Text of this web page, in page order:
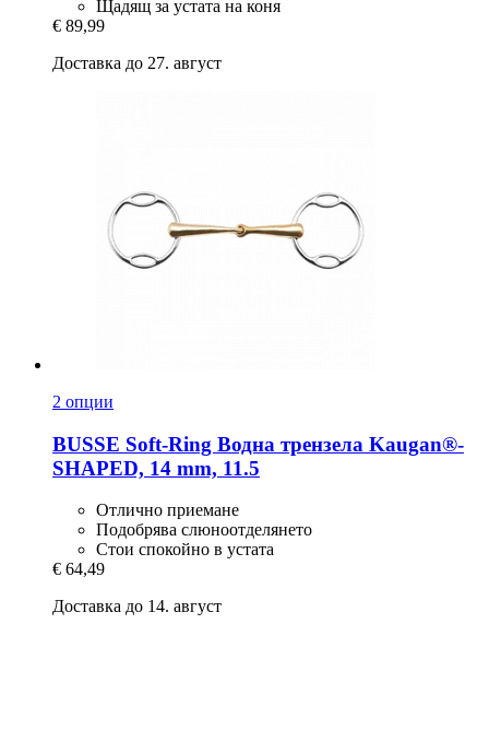
Щадящ за устата на коня
€ 89,99
Доставка до 27. август
2 опции
BUSSE Soft-​Ring Водна трензела Kaugan®-​
SHAPED, 14 mm, 11.5
Отлично приемане
Подобрява слюноотделянето
Стои спокойно в устата
€ 64,49
Доставка до 14. август